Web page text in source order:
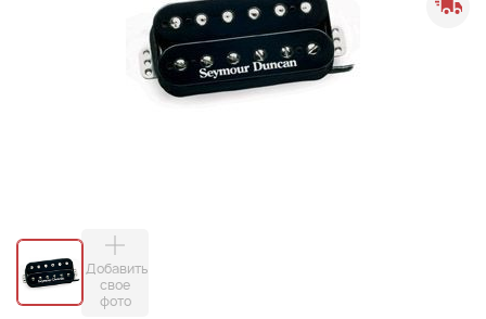
Добавить
свое
фото